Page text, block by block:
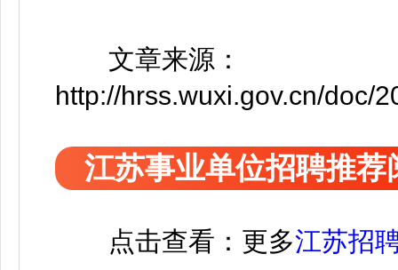
文章来源：
http://hrss.wuxi.gov.cn/doc/
江苏事业单位招聘推荐
点击查看：更多江苏招